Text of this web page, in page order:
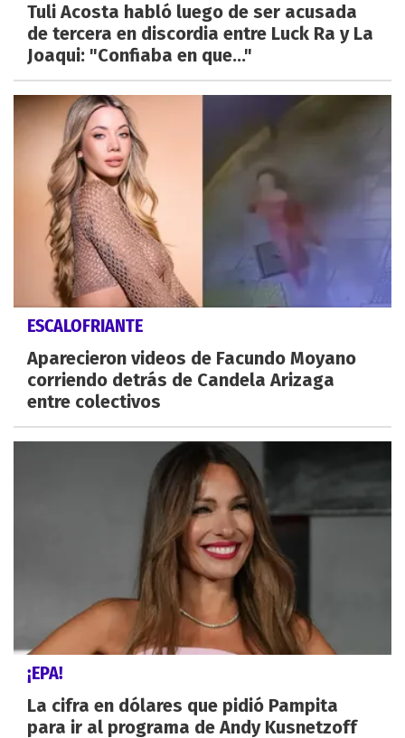
Tuli Acosta habló luego de ser acusada
de tercera en discordia entre Luck Ra y La
Joaqui: "Confiaba en que..."
ESCALOFRIANTE
Aparecieron videos de Facundo Moyano
corriendo detrás de Candela Arizaga
entre colectivos
¡EPA!
La cifra en dólares que pidió Pampita
para ir al programa de Andy Kusnetzoff